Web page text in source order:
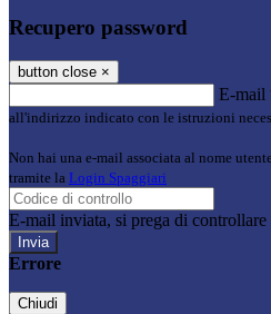
Recupero password
button close ×
E-mail
all'indirizzo indicato con le istruzioni
Non hai una e-mail associata al nome
tramite la Login Spaggiari
E-mail inviata, si prega di controllare
Errore
Chiudi